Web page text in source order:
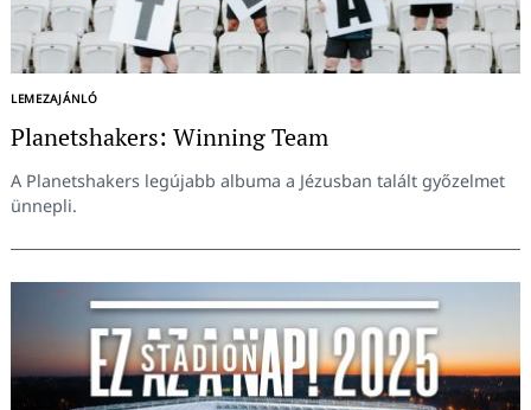
LEMEZAJÁNLÓ
Planetshakers: Winning Team
A Planetshakers legújabb albuma a Jézusban talált győzelmet
ünnepli.